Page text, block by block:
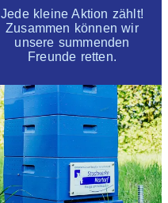
Jede kleine Aktion zählt!
Zusammen können wir
unsere summenden
Freunde retten.